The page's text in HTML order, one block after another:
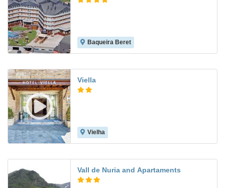
Baqueira Beret
Viella
Vielha
Vall de Nuria and Apartaments